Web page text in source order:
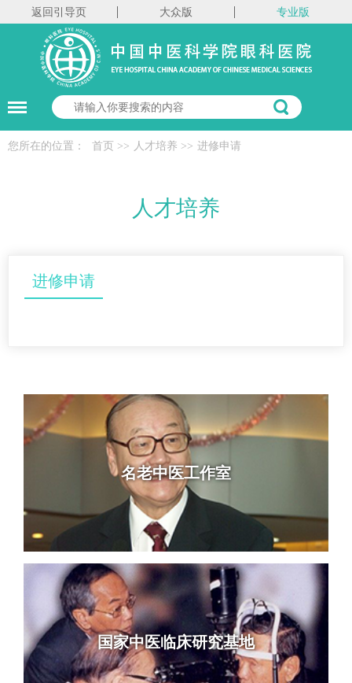
返回引导页 大众版 专业版
您所在的位置： 首页 >> 人才培养 >> 进修申请
人才培养
进修申请
名老中医工作室
国家中医临床研究基地